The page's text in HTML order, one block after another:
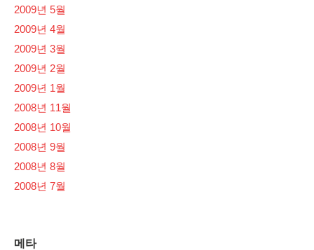
2009년 5월
2009년 4월
2009년 3월
2009년 2월
2009년 1월
2008년 11월
2008년 10월
2008년 9월
2008년 8월
2008년 7월
메타